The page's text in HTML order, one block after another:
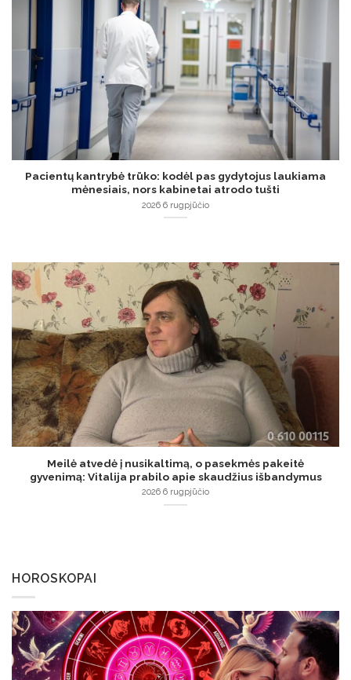
Pacientų kantrybė trūko: kodėl pas gydytojus laukiama
mėnesiais, nors kabinetai atrodo tušti
2026 6 rugpjūčio
Meilė atvedė į nusikaltimą, o pasekmės pakeitė
gyvenimą: Vitalija prabilo apie skaudžius išbandymus
2026 6 rugpjūčio
HOROSKOPAI